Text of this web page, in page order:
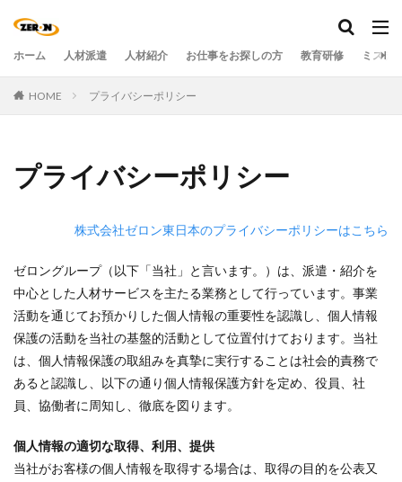
ホーム 人材派遣 人材紹介 お仕事をお探しの方 教育研修 ミステ
HOME プライバシーポリシー
プライバシーポリシー
株式会社ゼロン東日本のプライバシーポリシーはこちら
ゼロングループ（以下「当社」と言います。）は、派遣・紹介を
中心とした人材サービスを主たる業務として行っています。事業
活動を通じてお預かりした個人情報の重要性を認識し、個人情報
保護の活動を当社の基盤的活動として位置付けております。当社
は、個人情報保護の取組みを真摯に実行することは社会的責務で
あると認識し、以下の通り個人情報保護方針を定め、役員、社
員、協働者に周知し、徹底を図ります。
個人情報の適切な取得、利用、提供
当社がお客様の個人情報を取得する場合は、取得の目的を公表又